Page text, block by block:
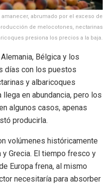
abrumado por el exceso de
de melocotones, nectarinas
presiona los precios a la baja.
Bélgica y los
días con los puestos
y albaricoques
en abundancia, pero los
algunos casos, apenas
producirla.
volúmenes históricamente
y Grecia. El tiempo fresco y
Europa frena, al mismo
necesitaría para absorber